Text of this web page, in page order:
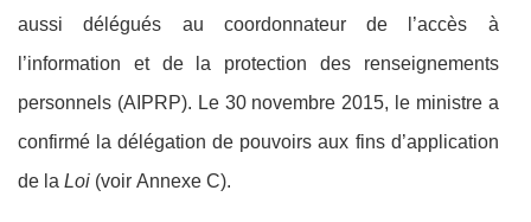
aussi délégués au coordonnateur de l’accès à
l’information et de la protection des renseignements
personnels (AIPRP). Le 30 novembre 2015, le ministre a
confirmé la délégation de pouvoirs aux fins d’application
de la Loi (voir Annexe C).